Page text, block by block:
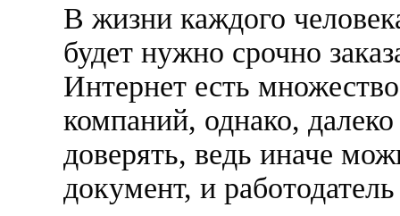
В жизни каждого
будет нужно срочно
Интернет есть
компаний, однако,
доверять, ведь иначе
документ, и